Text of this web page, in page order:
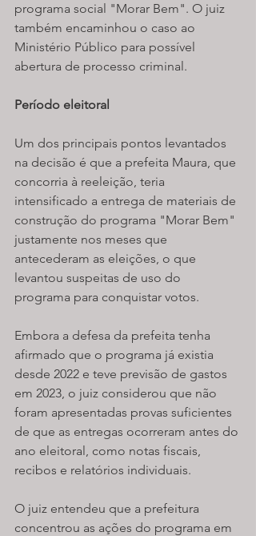
programa social "Morar Bem". O juiz
também encaminhou o caso ao
Ministério Público para possível
abertura de processo criminal.
Período eleitoral
Um dos principais pontos levantados
na decisão é que a prefeita Maura, que
concorria à reeleição, teria
intensificado a entrega de materiais de
construção do programa "Morar Bem"
justamente nos meses que
antecederam as eleições, o que
levantou suspeitas de uso do
programa para conquistar votos.
Embora a defesa da prefeita tenha
afirmado que o programa já existia
desde 2022 e teve previsão de gastos
em 2023, o juiz considerou que não
foram apresentadas provas suficientes
de que as entregas ocorreram antes do
ano eleitoral, como notas fiscais,
recibos e relatórios individuais.
O juiz entendeu que a prefeitura
concentrou as ações do programa em